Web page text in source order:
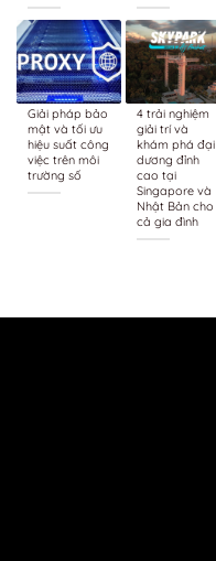
Giải pháp bảo
mật và tối ưu
hiệu suất công
việc trên môi
trường số
4 trải nghiệm
giải trí và
khám phá đại
dương đỉnh
cao tại
Singapore và
Nhật Bản cho
cả gia đình